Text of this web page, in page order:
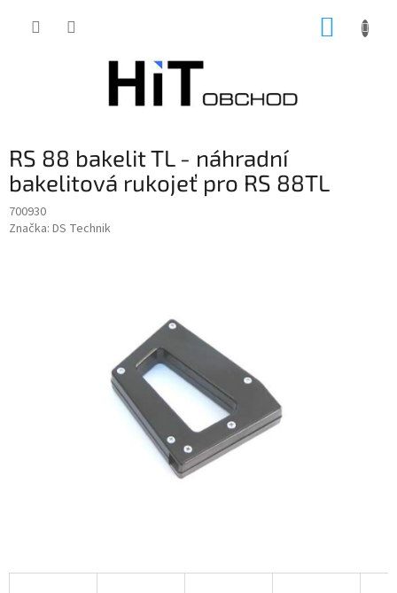
RS 88 bakelit TL - náhradní
bakelitová rukojeť pro RS 88TL
700930
Značka: DS Technik